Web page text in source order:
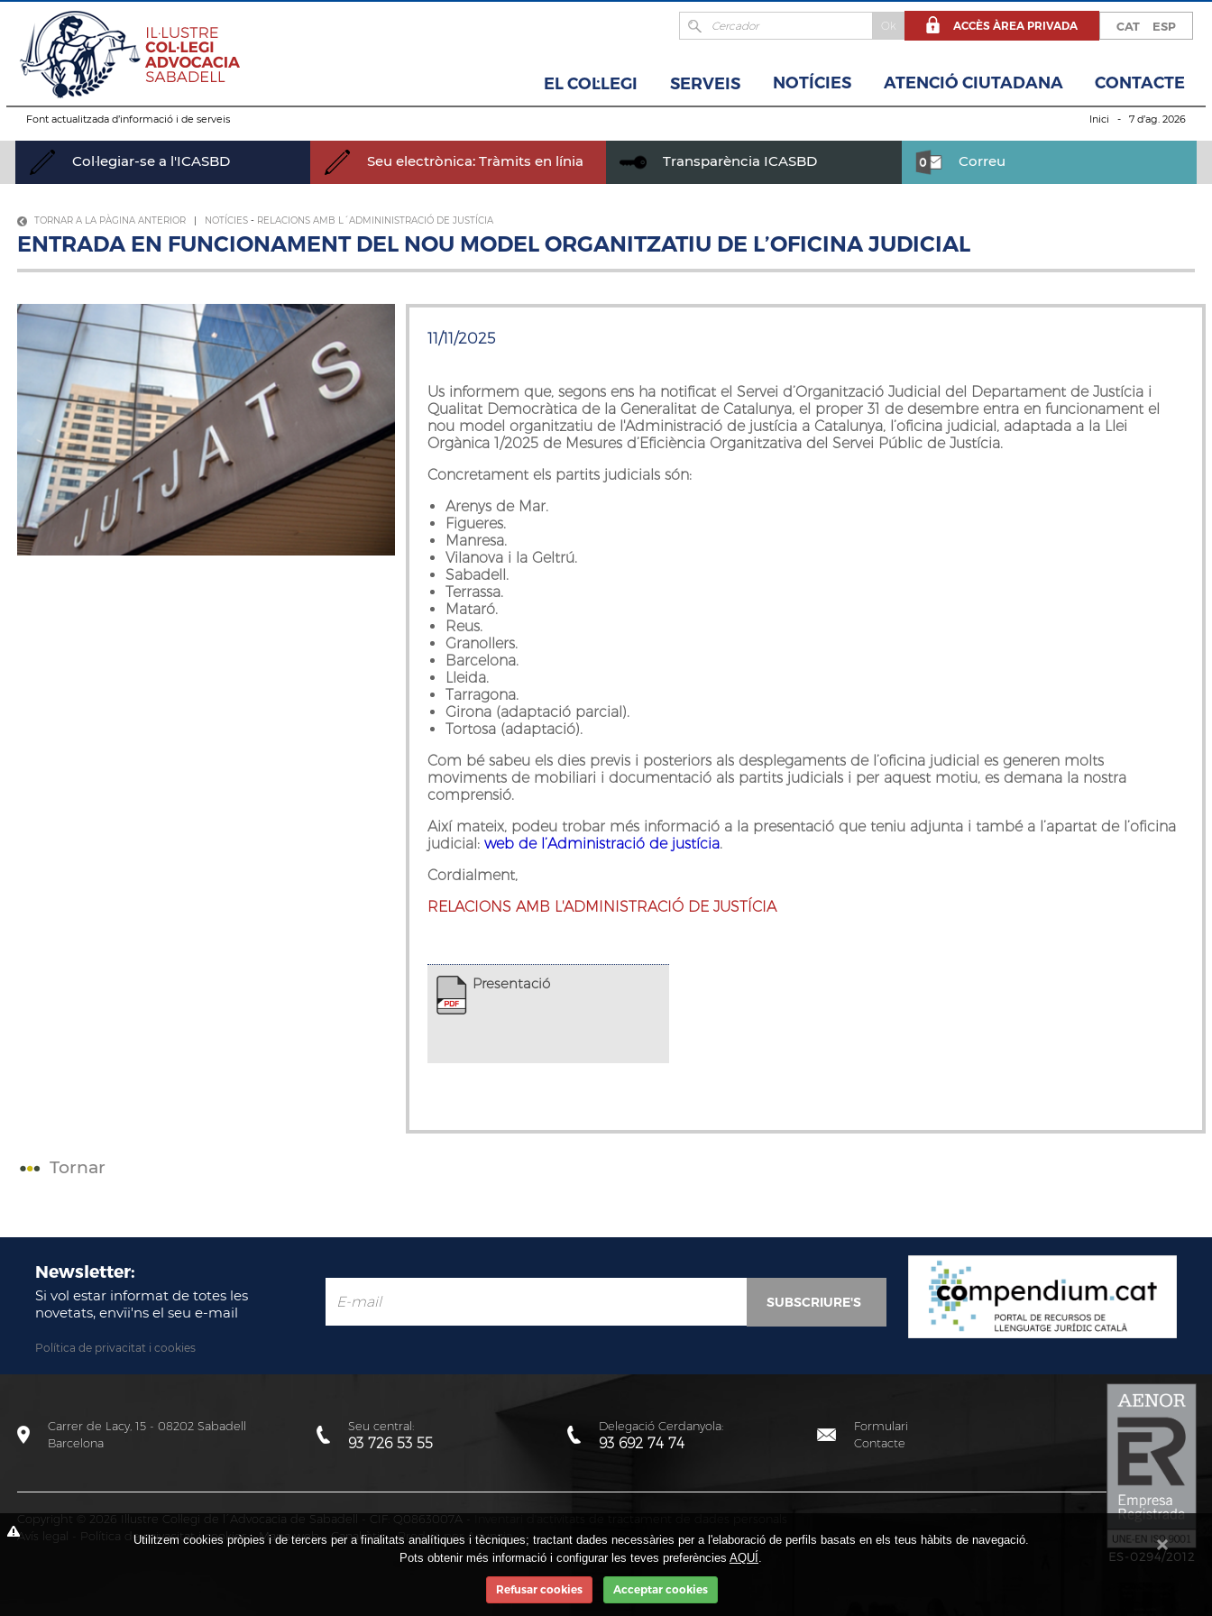
ESP
CAT
ACCÈS ÀREA PRIVADA
EL COL·LEGI SERVEIS NOTÍCIES ATENCIÓ CIUTADANA CONTACTE
Font actualitzada d’informació i de serveis Inici - 7 d’ag. 2026
Col·legiar-se a l'ICASBD Seu electrònica: Tràmits en línia Transparència ICASBD Correu
TORNAR A LA PÀGINA ANTERIOR| NOTÍCIES- RELACIONS AMB L´ADMININISTRACIÓ DE JUSTÍCIA
ENTRADA EN FUNCIONAMENT DEL NOU MODEL ORGANITZATIU DE L’OFICINA JUDICIAL
11/11/2025
Us informem que, segons ens ha notificat el Servei d’Organització Judicial del Departament de Justícia i
Qualitat Democràtica de la Generalitat de Catalunya, el proper 31 de desembre entra en funcionament el
nou model organitzatiu de l'Administració de justícia a Catalunya, l’oficina judicial, adaptada a la Llei
Orgànica 1/2025 de Mesures d’Eficiència Organitzativa del Servei Públic de Justícia.
Concretament els partits judicials són:
Arenys de Mar.
Figueres.
Manresa.
Vilanova i la Geltrú.
Sabadell.
Terrassa.
Mataró.
Reus.
Granollers.
Barcelona.
Lleida.
Tarragona.
Girona (adaptació parcial).
Tortosa (adaptació).
Com bé sabeu els dies previs i posteriors als desplegaments de l’oficina judicial es generen molts
moviments de mobiliari i documentació als partits judicials i per aquest motiu, es demana la nostra
comprensió.
Així mateix, podeu trobar més informació a la presentació que teniu adjunta i també a l’apartat de l’oficina
judicial:web de l’Administració de justícia.
Cordialment,
RELACIONS AMB L'ADMINISTRACIÓ DE JUSTÍCIA
Presentació
Tornar
Newsletter:
Si vol estar informat de totes les
novetats, envïi'ns el seu e-mail
Política de privacitat i cookies
Carrer de Lacy, 15 - 08202 Sabadell
Barcelona
Seu central:
93 726 53 55
Delegació Cerdanyola:
93 692 74 74
Formulari
Contacte
ES-0294/2012
Copyright © 2026 Il·lustre Col·legi de l´Advocacia de Sabadell - CIF: Q0863007A -
Avís legal
Política de privacitat i cookies-Mapa web- Canal ètic-Produït per Anunzia
Utilitzem cookies pròpies i de tercers per a finalitats analítiques i tècniques; tractant dades necessàries per a l'elaboració de perfils basats en els teus hàbits de navegació.
Pots obtenir més informació i configurar les teves preferències AQUÍ .
Refusar cookies Acceptar cookies